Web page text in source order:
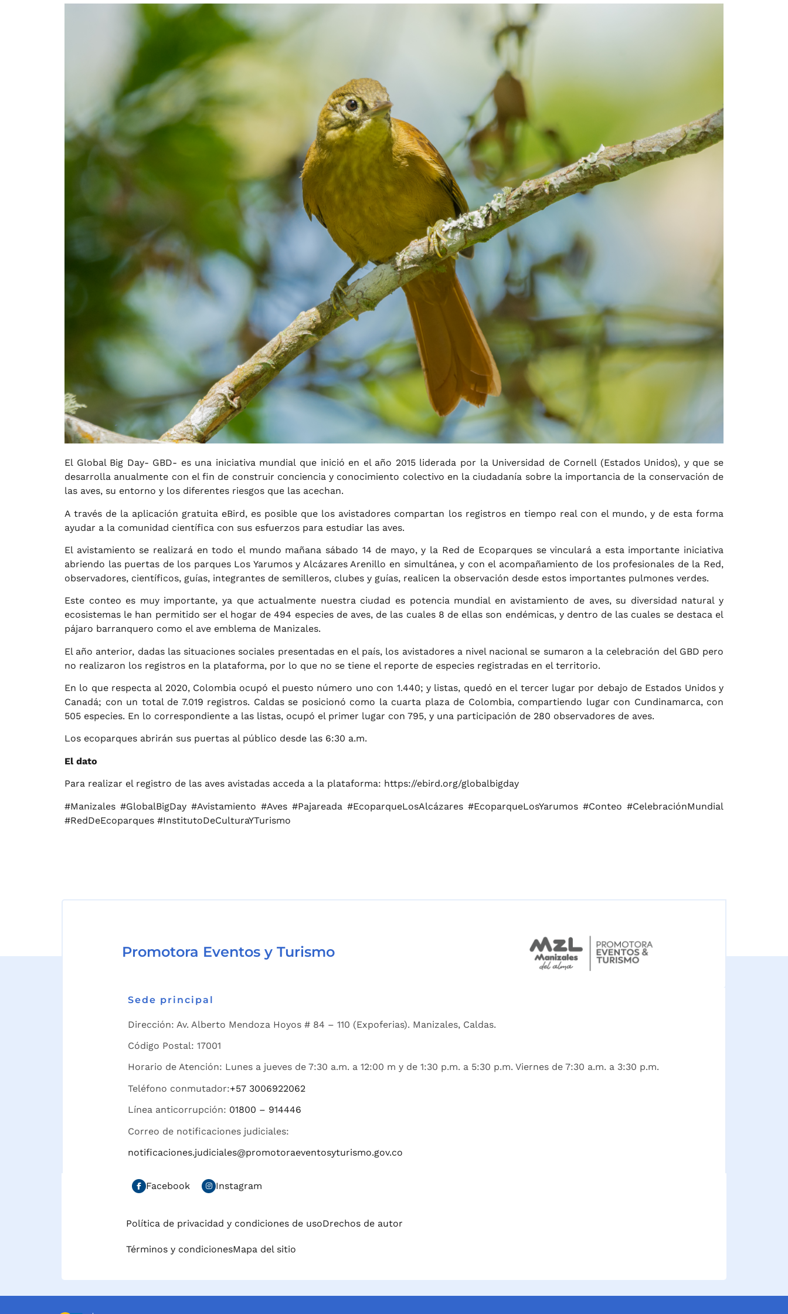
El Global Big Day- GBD- es una iniciativa mundial que inició en el año 2015 liderada por la Universidad de Cornell (Estados Unidos), y que se
desarrolla anualmente con el fin de construir conciencia y conocimiento colectivo en la ciudadanía sobre la importancia de la conservación de
las aves, su entorno y los diferentes riesgos que las acechan.
A través de la aplicación gratuita eBird, es posible que los avistadores compartan los registros en tiempo real con el mundo, y de esta forma
ayudar a la comunidad científica con sus esfuerzos para estudiar las aves.
El avistamiento se realizará en todo el mundo mañana sábado 14 de mayo, y la Red de Ecoparques se vinculará a esta importante iniciativa
abriendo las puertas de los parques Los Yarumos y Alcázares Arenillo en simultánea, y con el acompañamiento de los profesionales de la Red,
observadores, científicos, guías, integrantes de semilleros, clubes y guías, realicen la observación desde estos importantes pulmones verdes.
Este conteo es muy importante, ya que actualmente nuestra ciudad es potencia mundial en avistamiento de aves, su diversidad natural y
ecosistemas le han permitido ser el hogar de 494 especies de aves, de las cuales 8 de ellas son endémicas, y dentro de las cuales se destaca el
pájaro barranquero como el ave emblema de Manizales.
El año anterior, dadas las situaciones sociales presentadas en el país, los avistadores a nivel nacional se sumaron a la celebración del GBD pero
no realizaron los registros en la plataforma, por lo que no se tiene el reporte de especies registradas en el territorio.
En lo que respecta al 2020, Colombia ocupó el puesto número uno con 1.440; y listas, quedó en el tercer lugar por debajo de Estados Unidos y
Canadá; con un total de 7.019 registros. Caldas se posicionó como la cuarta plaza de Colombia, compartiendo lugar con Cundinamarca, con
505 especies. En lo correspondiente a las listas, ocupó el primer lugar con 795, y una participación de 280 observadores de aves.
Los ecoparques abrirán sus puertas al público desde las 6:30 a.m.
El dato
Para realizar el registro de las aves avistadas acceda a la plataforma: https://ebird.org/globalbigday
#Manizales #GlobalBigDay #Avistamiento #Aves #Pajareada #EcoparqueLosAlcázares #EcoparqueLosYarumos #Conteo #CelebraciónMundial
#RedDeEcoparques #InstitutoDeCulturaYTurismo
Promotora Eventos y Turismo
Sede principal
Dirección: Av. Alberto Mendoza Hoyos # 84 – 110 (Expoferias). Manizales, Caldas.
Código Postal: 17001
Horario de Atención: Lunes a jueves de 7:30 a.m. a 12:00 m y de 1:30 p.m. a 5:30 p.m. Viernes de 7:30 a.m. a 3:30 p.m.
Teléfono conmutador:+57 3006922062
Línea anticorrupción: 01800 – 914446
Correo de notificaciones judiciales:
notificaciones.judiciales@promotoraeventosyturismo.gov.co
Facebook Instagram
Política de privacidad y condiciones de usoDrechos de autor
Términos y condicionesMapa del sitio